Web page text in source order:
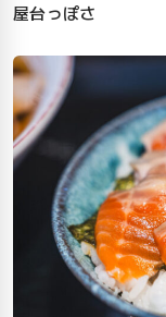
屋台っぽさ